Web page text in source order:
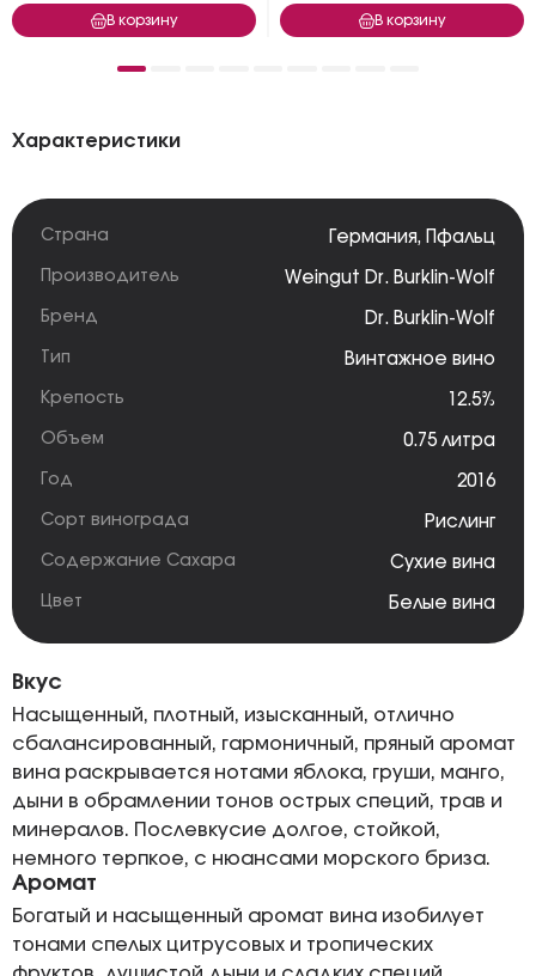
В корзину В корзину
Характеристики
Страна Германия, Пфальц
Производитель Weingut Dr. Burklin-Wolf
Бренд Dr. Burklin-Wolf
Тип Винтажное вино
Крепость 12.5%
Объем 0.75 литра
Год 2016
Сорт винограда Рислинг
Содержание Сахара Сухие вина
Цвет Белые вина
Вкус
Насыщенный, плотный, изысканный, отлично
сбалансированный, гармоничный, пряный аромат
вина раскрывается нотами яблока, груши, манго,
дыни в обрамлении тонов острых специй, трав и
минералов. Послевкусие долгое, стойкой,
немного терпкое, с нюансами морского бриза.
Аромат
Богатый и насыщенный аромат вина изобилует
тонами спелых цитрусовых и тропических